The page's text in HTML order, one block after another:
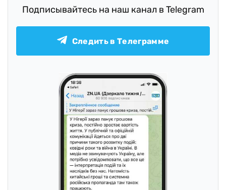
Подписывайтесь на наш канал в Telegram
Следить в Телеграмме